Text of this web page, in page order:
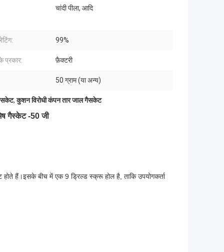
चांदी पीला, आदि
99%
प्रकार: फ़ैक्टरी
50 ग्राम (या अन्य)
,कुशन विरोधी कंपन तार जाल गैसकेट
गैस्केट -50 जी
हैं।इसके बीच में एक 9 ड्रिल्ड स्क्रू होल है, ताकि उपयोगकर्ता